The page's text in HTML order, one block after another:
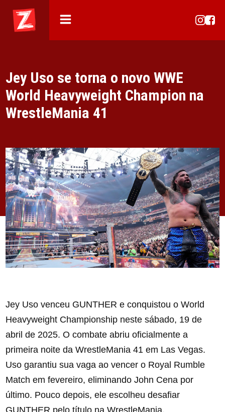
Jey Uso se torna o novo WWE
World Heavyweight Champion na
WrestleMania 41
Jey Uso venceu GUNTHER e conquistou o World
Heavyweight Championship neste sábado, 19 de
abril de 2025. O combate abriu oficialmente a
primeira noite da WrestleMania 41 em Las Vegas.
Uso garantiu sua vaga ao vencer o Royal Rumble
Match em fevereiro, eliminando John Cena por
último. Pouco depois, ele escolheu desafiar